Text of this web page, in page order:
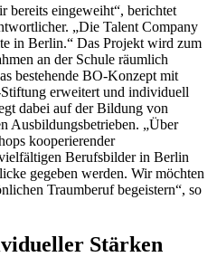
bereits eingeweiht“, berichtet
„Die Talent Company
in Berlin.“ Das Projekt wird zum
an der Schule räumlich
bestehende BO-Konzept mit
erweitert und individuell
dabei auf der Bildung von
Ausbildungsbetrieben. „Über
kooperierender
Berufsbilder in Berlin
gegeben werden. Wir möchten
Traumberuf begeistern“, so
Stärken